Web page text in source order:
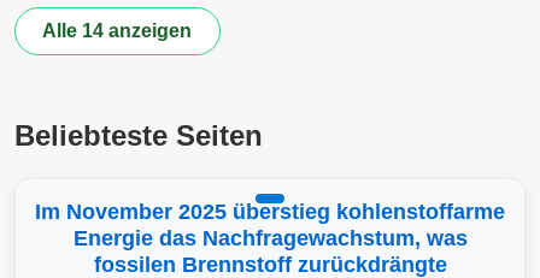
Alle 14 anzeigen
Beliebteste Seiten
Im November 2025 überstieg kohlenstoffarme
Energie das Nachfragewachstum, was
fossilen Brennstoff zurückdrängte